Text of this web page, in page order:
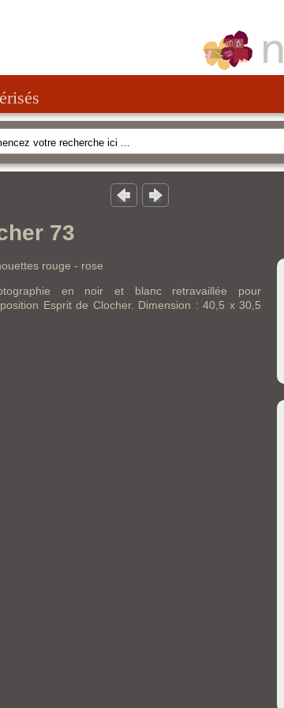
73
rouge - rose
en noir et blanc retravaillée pour
Esprit de Clocher. Dimension : 40,5 x 30,5